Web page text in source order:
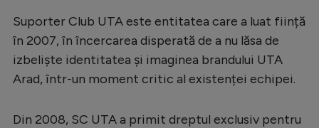
Ligue 1
Campionate
Starurile fotbalului
Suporter Club UTA este entitatea care a luat ființă
în 2007, în încercarea disperată de a nu lăsa de
izbeliște identitatea și imaginea brandului UTA
Arad, într-un moment critic al existenței echipei.
Din 2008, SC UTA a primit dreptul exclusiv pentru